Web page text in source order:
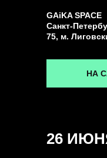
GAiKA SPACE
Санкт-
75, м.
26
НА
ГЕНЕРАЛЬНЫЙ